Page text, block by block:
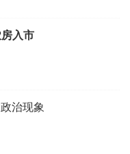
术界的重视，并已
入市
治现象